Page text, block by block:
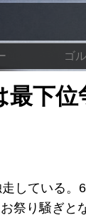
ゴ
最
している
祭り騒ぎ